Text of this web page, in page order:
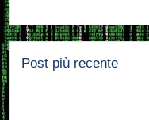
Post più recente